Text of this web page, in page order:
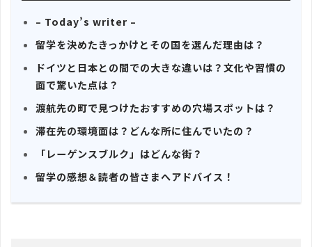
– Today’s writer –
留学を決めたきっかけとその国を選んだ理由は？
ドイツと日本との間での大きな違いは？文化や習慣の
面で驚いた点は？
渡航先の町で見つけたおすすめの穴場スポットは？
滞在先の環境面は？どんな所に住んでいたの？
「レーゲンスブルク」はどんな街？
留学の感想＆読者の皆さまへアドバイス！